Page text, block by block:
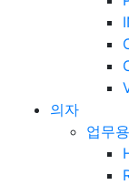
의자
업무